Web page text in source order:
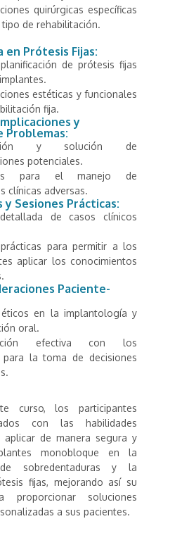
quirúrgicas específicas
de rehabilitación.
Prótesis Fijas:
de prótesis fijas
estéticas y funcionales
fija.
y
Problemas:
y solución de
potenciales.
para el manejo de
clínicas adversas.
y Sesiones Prácticas:
de casos clínicos
para permitir a los
aplicar los conocimientos
Paciente-
éticos en la implantología y
oral.
efectiva con los
para la toma de decisiones
curso, los participantes
con las habilidades
aplicar de manera segura y
monobloque en la
de sobredentaduras y la
fijas, mejorando así su
proporcionar soluciones
a sus pacientes.